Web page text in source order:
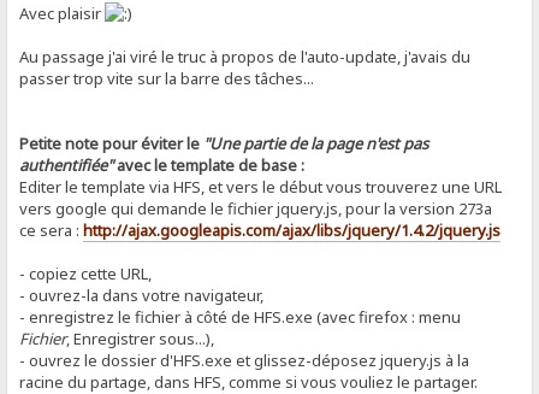
Avec plaisir
Au passage j'ai viré le truc à propos de l'auto-update, j'avais du
passer trop vite sur la barre des tâches...
Petite note pour éviter le "Une partie de la page n'est pas
authentifiée"avec le template de base :
Editer le template via HFS, et vers le début vous trouverez une URL
vers google qui demande le fichier jquery.js, pour la version 273a
ce sera :http://ajax.googleapis.com/ajax/libs/jquery/1.4.2/jquery.js
- copiez cette URL,
- ouvrez-la dans votre navigateur,
- enregistrez le fichier à côté de HFS.exe (avec firefox : menu
Fichier, Enregistrer sous...),
- ouvrez le dossier d'HFS.exe et glissez-déposez jquery.js à la
racine du partage, dans HFS, comme si vous vouliez le partager.